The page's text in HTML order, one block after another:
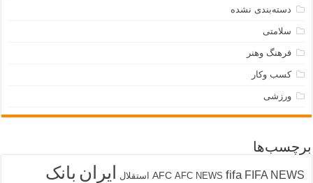
دسته‌بندی نشده
سلامتی
فرهنگ وهنر
کسب وکار
ورزشی
برچسب‌ها
AFC AFC NEWS fifa FIFA NEWS استقلال ایران بانک